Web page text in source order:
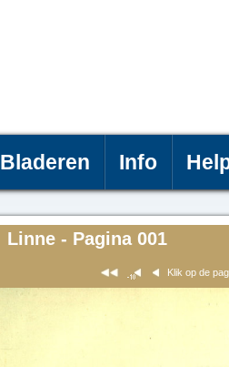
Bladeren Info
Linne - Pagina 001
Klik op de